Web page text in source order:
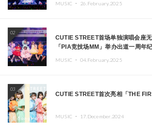
MUSIC ・ 26.February.2025
02
CUTIE STREET首场单独演唱会座
「PIA竞技场MM」举办出道一周年
MUSIC ・ 04.February.2025
03
CUTIE STREET首次亮相「THE
MUSIC ・ 17.December.2024